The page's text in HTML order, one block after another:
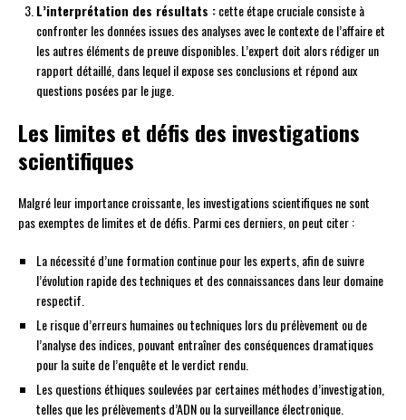
L’interprétation des résultats :cette étape cruciale consiste à
confronter les données issues des analyses avec le contexte de l’affaire et
les autres éléments de preuve disponibles. L’expert doit alors rédiger un
rapport détaillé, dans lequel il expose ses conclusions et répond aux
questions posées par le juge.
Les limites et défis des investigations
scientifiques
Malgré leur importance croissante, les investigations scientifiques ne sont
pas exemptes de limites et de défis. Parmi ces derniers, on peut citer :
La nécessité d’une formation continue pour les experts, afin de suivre
l’évolution rapide des techniques et des connaissances dans leur domaine
respectif.
Le risque d’erreurs humaines ou techniques lors du prélèvement ou de
l’analyse des indices, pouvant entraîner des conséquences dramatiques
pour la suite de l’enquête et le verdict rendu.
Les questions éthiques soulevées par certaines méthodes d’investigation,
telles que les prélèvements d’ADN ou la surveillance électronique.